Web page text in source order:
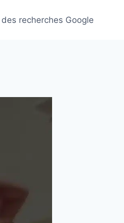
recherches Google